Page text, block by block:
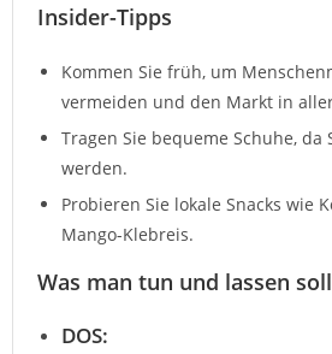
Insider-Tipps
Kommen Sie früh, um
vermeiden und den Markt in
Tragen Sie bequeme Schuhe, da
werden.
Probieren Sie lokale Snacks wie
Mango-Klebreis.
Was man tun und lassen
DOS: